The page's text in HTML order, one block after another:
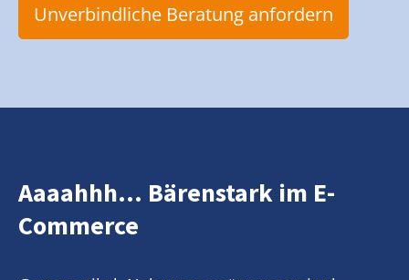
Unverbindliche Beratung anfordern
Aaaahhh... Bärenstark im E-
Commerce